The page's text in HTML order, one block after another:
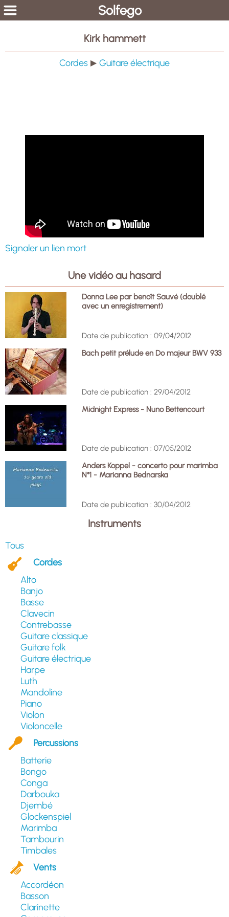
Solfego
Instruments
Tous
Cordes
Alto
Banjo
Basse
Clavecin
Contrebasse
Guitare classique
Guitare folk
Guitare électrique
Harpe
Luth
Mandoline
Piano
Violon
Violoncelle
Percussions
Batterie
Bongo
Conga
Darbouka
Djembé
Glockenspiel
Marimba
Tambourin
Timbales
Vents
Accordéon
Basson
Clarinette
Kirk hammett
Cordes ▶ Guitare électrique
Signaler un lien mort
Une vidéo au hasard
Donna Lee par benoît Sauvé (doublé
avec un enregistrement)
Date de publication : 09/04/2012
Bach petit prélude en Do majeur BWV 933
Date de publication : 29/04/2012
Midnight Express - Nuno Bettencourt
Date de publication : 07/05/2012
Anders Koppel - concerto pour marimba
N°1 - Marianna Bednarska
Date de publication : 30/04/2012